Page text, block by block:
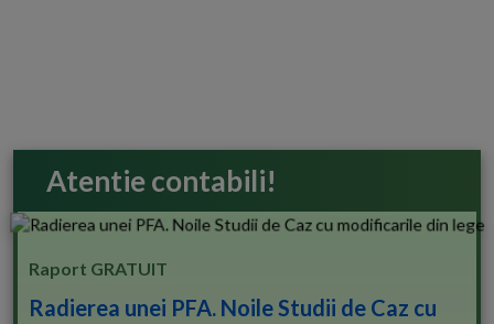
Atentie contabili!
Raport GRATUIT
Radierea unei PFA. Noile Studii de Caz cu